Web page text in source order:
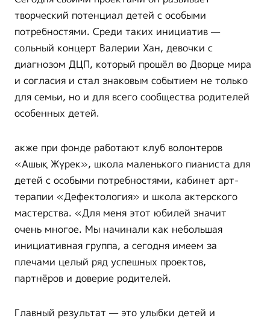
творческий потенциал детей с особыми
потребностями. Среди таких инициатив —
сольный концерт Валерии Хан, девочки с
диагнозом ДЦП, который прошёл во Дворце мира
и согласия и стал знаковым событием не только
для семьи, но и для всего сообщества родителей
особенных детей.
акже при фонде работают клуб волонтеров
«Ашық Жүрек», школа маленького пианиста для
детей с особыми потребностями, кабинет арт-
терапии «Дефектология» и школа актерского
мастерства. «Для меня этот юбилей значит
очень многое. Мы начинали как небольшая
инициативная группа, а сегодня имеем за
плечами целый ряд успешных проектов,
партнёров и доверие родителей.
Главный результат — это улыбки детей и